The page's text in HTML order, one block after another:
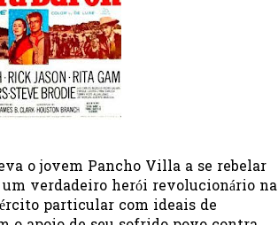
o jovem Pancho Villa a se rebelar
verdadeiro herói revolucionário na
particular com ideais de